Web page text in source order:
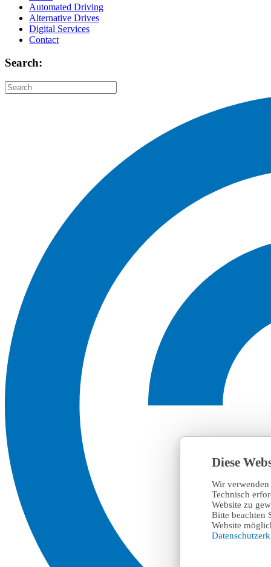
Diese
Wir
Technisch
Website zu
Bitte beachten
Website
Automated Driving
Alternative Drives
Digital Services
Contact
Search: